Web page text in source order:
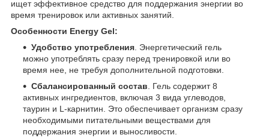
ищет эффективное средство для поддержания энергии во
время тренировок или активных занятий.
Особенности Energy Gel:
Удобство употребления . Энергетический гель
можно употреблять сразу перед тренировкой или во
время нее, не требуя дополнительной подготовки.
Сбалансированный состав . Гель содержит 8
активных ингредиентов, включая 3 вида углеводов,
таурин и L-карнитин. Это обеспечивает организм сразу
необходимыми питательными веществами для
поддержания энергии и выносливости.